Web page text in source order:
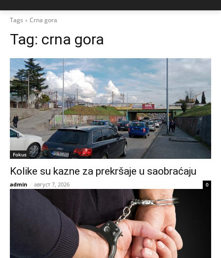
Tags Crna gora
Tag: crna gora
Fokus
Kolike su kazne za prekršaje u saobraćaju
admin - август 7, 2026 0